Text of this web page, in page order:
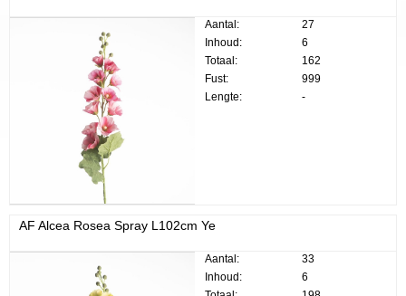
Aantal:
27
Inhoud:
6
Totaal:
162
Fust:
999
Lengte:
-
AF Alcea Rosea Spray L102cm Ye
Aantal:
33
Inhoud:
6